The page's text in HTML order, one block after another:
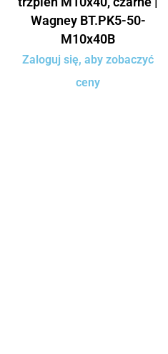
Wagney BT.PK5-50-
M10x40B
Zaloguj się, aby zobaczyć
ceny